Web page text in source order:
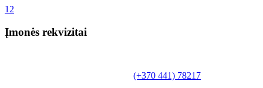
1 2
Įmonės rekvizitai
(+370 441) 78217